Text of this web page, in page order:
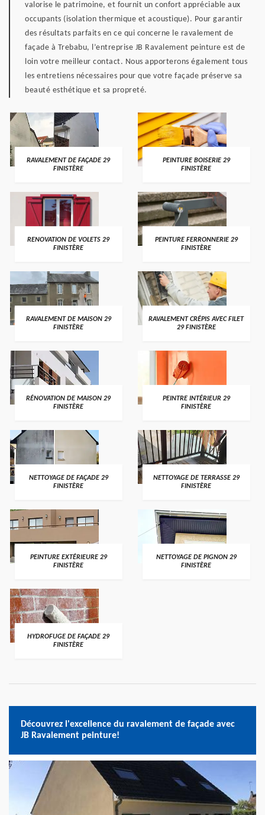
valorise le patrimoine, et fournit un confort appréciable aux
occupants (isolation thermique et acoustique). Pour garantir
des résultats parfaits en ce qui concerne le ravalement de
façade à Trebabu, l’entreprise JB Ravalement peinture est de
loin votre meilleur contact. Nous apporterons également tous
les entretiens nécessaires pour que votre façade préserve sa
beauté esthétique et sa propreté.
RAVALEMENT DE FAÇADE 29
FINISTÈRE
PEINTURE BOISERIE 29
FINISTÈRE
RENOVATION DE VOLETS 29
FINISTÈRE
PEINTURE FERRONNERIE 29
FINISTÈRE
RAVALEMENT DE MAISON 29
FINISTÈRE
RAVALEMENT CRÉPIS AVEC FILET
29 FINISTÈRE
RÉNOVATION DE MAISON 29
FINISTÈRE
PEINTRE INTÉRIEUR 29
FINISTÈRE
NETTOYAGE DE FAÇADE 29
FINISTÈRE
NETTOYAGE DE TERRASSE 29
FINISTÈRE
PEINTURE EXTÉRIEURE 29
FINISTÈRE
NETTOYAGE DE PIGNON 29
FINISTÈRE
HYDROFUGE DE FAÇADE 29
FINISTÈRE
Découvrez l'excellence du ravalement de façade avec
JB Ravalement peinture!